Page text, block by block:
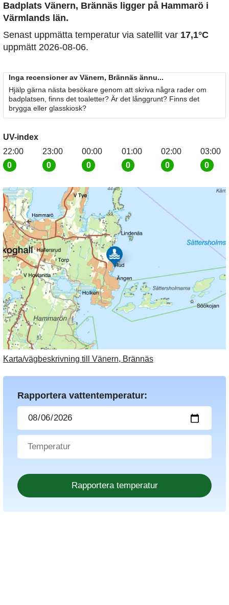
Badplats Vänern, Brännäs ligger på Hammarö i
Värmlands län.
Senast uppmätta temperatur via satellit var 17,1°C
uppmätt 2026-08-06.
Inga recensioner av Vänern, Brännäs ännu...
Hjälp gärna nästa besökare genom att skriva några rader om
badplatsen, finns det toaletter? Är det långgrunt? Finns det
brygga eller glasskiosk?
UV-index
22:00
0
23:00
0
00:00
0
01:00
0
02:00
0
03:00
0
Karta/vägbeskrivning till Vänern, Brännäs
Rapportera vattentemperatur: